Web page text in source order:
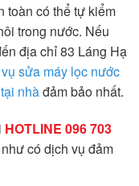
toàn có thể tự kiểm
trong nước. Nếu
địa chỉ 83 Láng Hạ
sửa máy lọc nước
nhàđảm bảo nhất.
HOTLINE 096 703
có dịch vụ đảm